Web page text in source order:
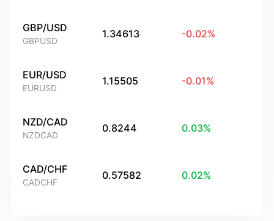
GBP/USD
GBPUSD
1.34613 -0.02%
EUR/USD
EURUSD
1.15505 -0.01%
NZD/CAD
NZDCAD
0.8244 0.03%
CAD/CHF
CADCHF
0.57582 0.02%